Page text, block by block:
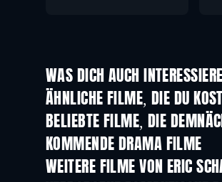
WAS DICH AUCH
ÄHNLICHE FILME, DIE DU
BELIEBTE FILME, DIE
KOMMENDE DRAMA FILME
WEITERE FILME VON ERIC